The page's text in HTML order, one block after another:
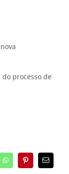
processo de
WhatsAppPinterest
E-
mail